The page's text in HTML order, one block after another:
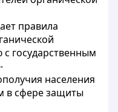
правила
государственным
населения
в сфере защиты